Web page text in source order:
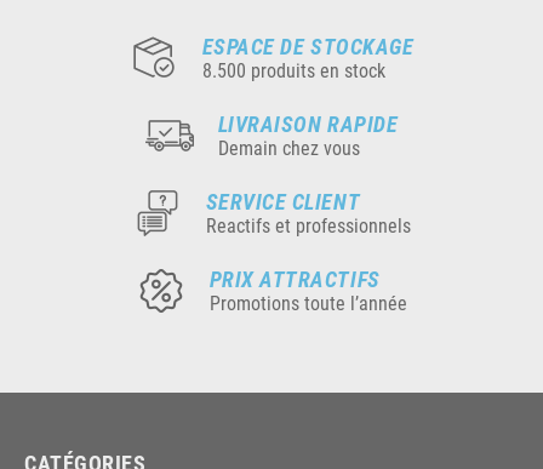
ESPACE DE STOCKAGE
8.500 produits en stock
LIVRAISON RAPIDE
Demain chez vous
SERVICE CLIENT
Reactifs et professionnels
PRIX ATTRACTIFS
Promotions toute l’année
CATÉGORIES